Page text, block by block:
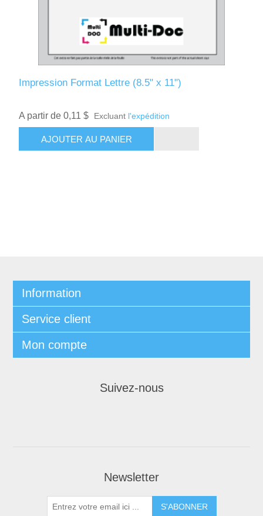
Impression Format Lettre (8.5" x 11")
A partir de 0,11 $ Excluant l'expédition
AJOUTER AU PANIER
Information
Service client
Mon compte
Suivez-nous
Newsletter
S'ABONNER